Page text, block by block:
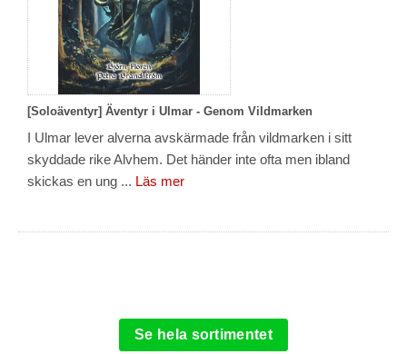
[Soloäventyr] Äventyr i Ulmar - Genom Vildmarken
I Ulmar lever alverna avskärmade från vildmarken i sitt
skyddade rike Alvhem. Det händer inte ofta men ibland
skickas en ung ... Läs mer
Se hela sortimentet